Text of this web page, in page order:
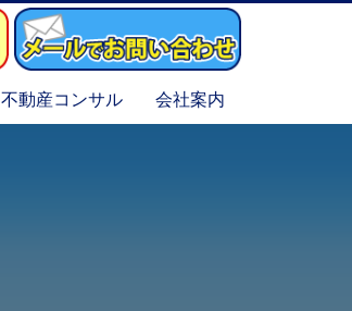
不動産コンサル 会社案内